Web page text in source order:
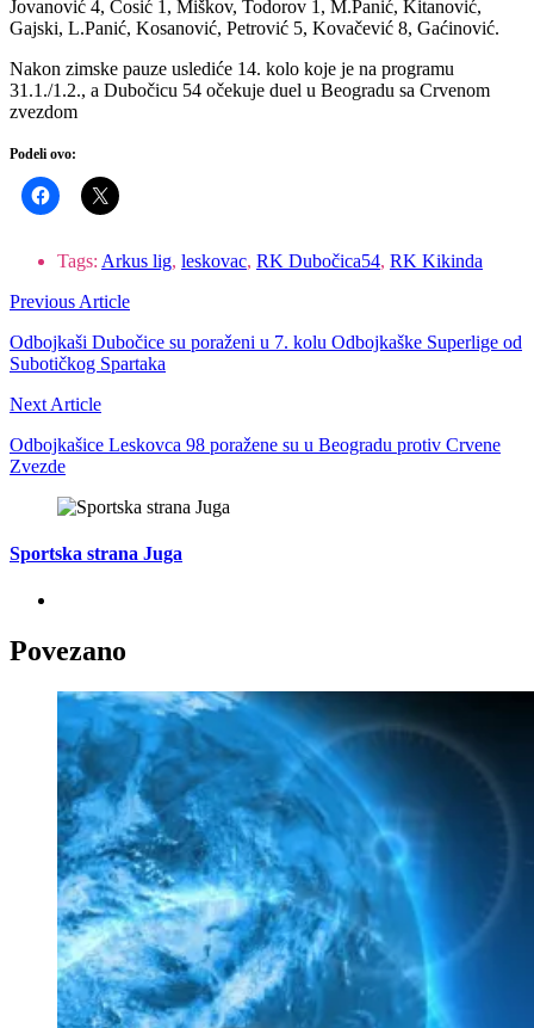
Jovanović 4, Ćosić 1, Miškov, Todorov 1, M.Panić, Kitanović,
Gajski, L.Panić, Kosanović, Petrović 5, Kovačević 8, Gaćinović.
Nakon zimske pauze uslediće 14. kolo koje je na programu
31.1./1.2., a Dubočicu 54 očekuje duel u Beogradu sa Crvenom
zvezdom
Podeli ovo:
Tags: Arkus lig, leskovac, RK Dubočica54, RK Kikinda
Previous Article
Odbojkaši Dubočice su poraženi u 7. kolu Odbojkaške Superlige od
Subotičkog Spartaka
Next Article
Odbojkašice Leskovca 98 poražene su u Beogradu protiv Crvene
Zvezde
Sportska strana Juga
Povezano